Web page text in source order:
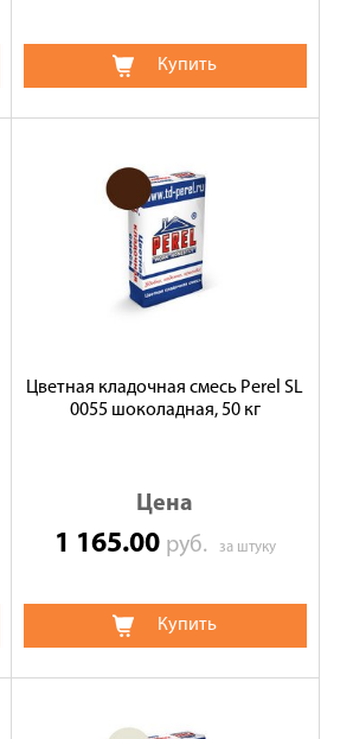
Купить
Цветная кладочная смесь Perel SL
0055 шоколадная, 50 кг
Цена
1 165.00 руб. за штуку
Купить